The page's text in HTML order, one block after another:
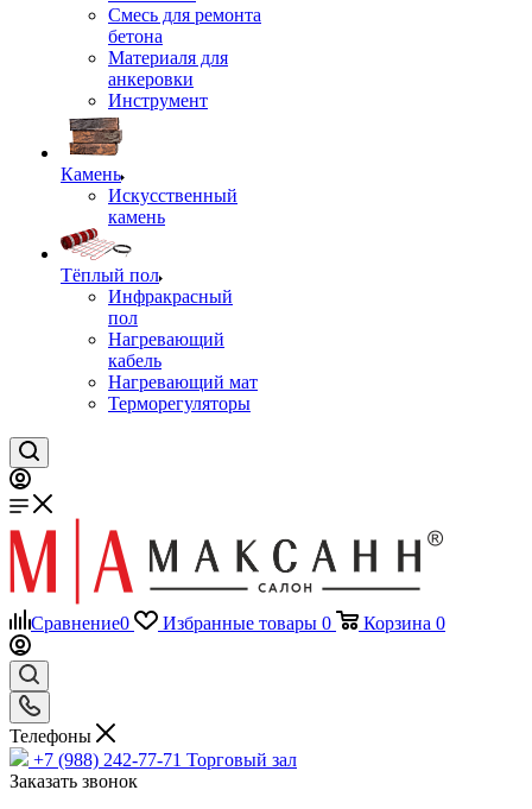
Смесь для ремонта
бетона
Материаля для
анкеровки
Инструмент
Камень
Искусственный
камень
Тёплый пол
Инфракрасный
пол
Нагревающий
кабель
Нагревающий мат
Терморегуляторы
Сравнение0 Избранные товары 0 Корзина 0
Телефоны
+7 (988) 242-77-71 Торговый зал
Заказать звонок